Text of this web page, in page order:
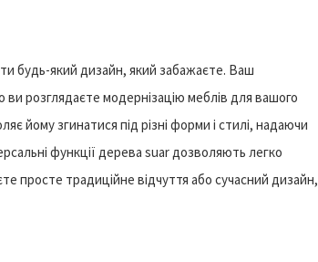
будь-який дизайн, який забажаєте. Ваш
розглядаєте модернізацію меблів для вашого
йому згинатися під різні форми і стилі, надаючи
функції дерева suar дозволяють легко
просте традиційне відчуття або сучасний дизайн,